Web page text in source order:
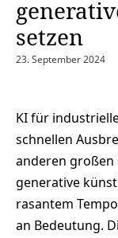
setzen
23. September 2024
KI für
schnellen
anderen großen
generative
rasantem
an Bedeutung.